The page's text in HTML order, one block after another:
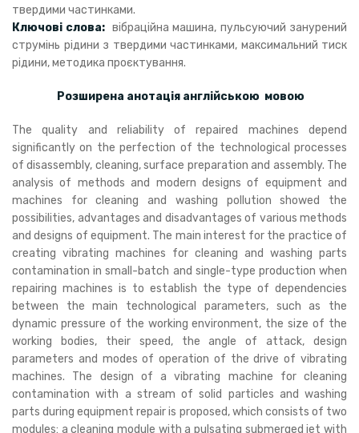
твердими частинками.
Ключові слова: вібраційна машина, пульсуючий занурений
струмінь рідини з твердими частинками, максимальний тиск
рідини, методика проєктування.
Розширена анотація англійською мовою
The quality and reliability of repaired machines depend
significantly on the perfection of the technological processes
of disassembly, cleaning, surface preparation and assembly. The
analysis of methods and modern designs of equipment and
machines for cleaning and washing pollution showed the
possibilities, advantages and disadvantages of various methods
and designs of equipment. The main interest for the practice of
creating vibrating machines for cleaning and washing parts
contamination in small-batch and single-type production when
repairing machines is to establish the type of dependencies
between the main technological parameters, such as the
dynamic pressure of the working environment, the size of the
working bodies, their speed, the angle of attack, design
parameters and modes of operation of the drive of vibrating
machines. The design of a vibrating machine for cleaning
contamination with a stream of solid particles and washing
parts during equipment repair is proposed, which consists of two
modules: a cleaning module with a pulsating submerged jet with